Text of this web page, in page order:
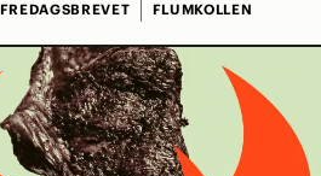
FREDAGSBREVET FLUMKOLLEN